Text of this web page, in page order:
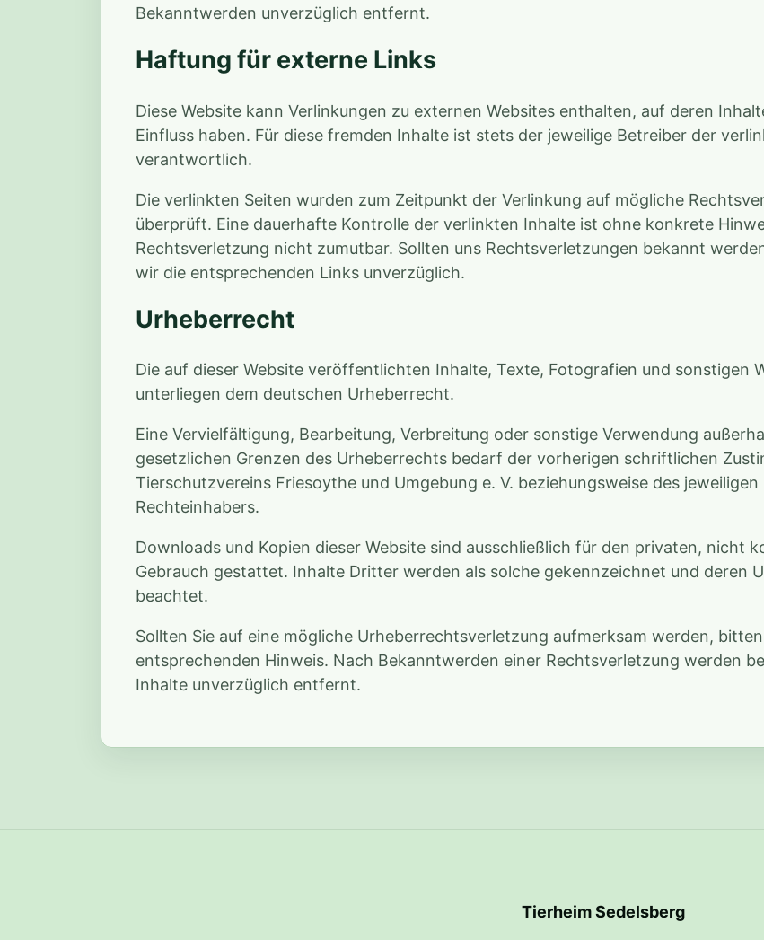
Bekanntwerden unverzüglich entfernt.
Haftung für externe Links
Diese Website kann Verlinkungen zu externen Websites enthalten, auf deren
Einfluss haben. Für diese fremden Inhalte ist stets der jeweilige Betreiber der
verantwortlich.
Die verlinkten Seiten wurden zum Zeitpunkt der Verlinkung auf mögliche
überprüft. Eine dauerhafte Kontrolle der verlinkten Inhalte ist ohne konkrete
Rechtsverletzung nicht zumutbar. Sollten uns Rechtsverletzungen bekannt
wir die entsprechenden Links unverzüglich.
Urheberrecht
Die auf dieser Website veröffentlichten Inhalte, Texte, Fotografien und sonstigen
unterliegen dem deutschen Urheberrecht.
Eine Vervielfältigung, Bearbeitung, Verbreitung oder sonstige Verwendung
gesetzlichen Grenzen des Urheberrechts bedarf der vorherigen schriftlichen
Tierschutzvereins Friesoythe und Umgebung e. V. beziehungsweise des jeweiligen
Rechteinhabers.
Downloads und Kopien dieser Website sind ausschließlich für den privaten, nicht
Gebrauch gestattet. Inhalte Dritter werden als solche gekennzeichnet und deren
beachtet.
Sollten Sie auf eine mögliche Urheberrechtsverletzung aufmerksam werden,
entsprechenden Hinweis. Nach Bekanntwerden einer Rechtsverletzung werden
Inhalte unverzüglich entfernt.
Tierheim Sedelsberg